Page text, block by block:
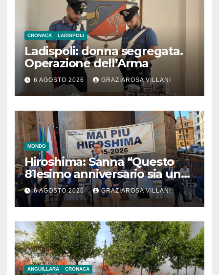
CRONACA LADISPOLI
Ladispoli: donna segregata.
Operazione dell’Arma
6 AGOSTO 2026 GRAZIAROSA VILLANI
MONDO
Hiroshima: Sanna “Questo
81esimo anniversario sia un
monito per tutti”
6 AGOSTO 2026 GRAZIAROSA VILLANI
ANGUILLARA CRONACA